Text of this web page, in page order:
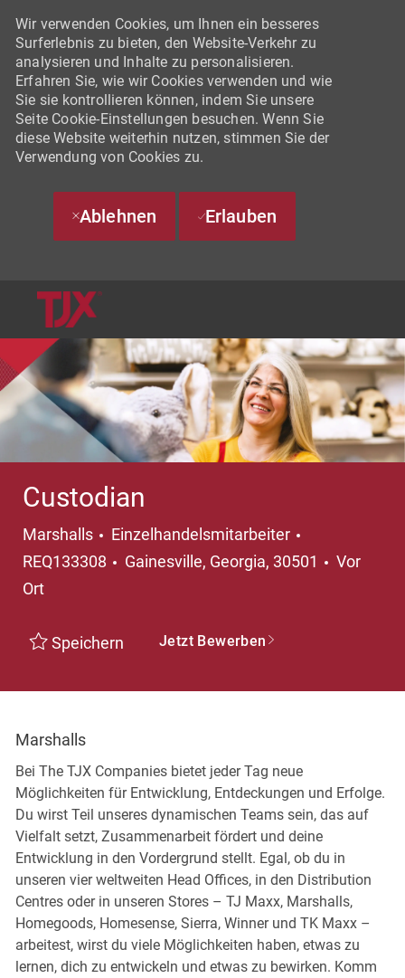
Wir verwenden Cookies, um Ihnen ein besseres
Surferlebnis zu bieten, den Website-Verkehr zu
analysieren und Inhalte zu personalisieren.
Erfahren Sie, wie wir Cookies verwenden und wie
Sie sie kontrollieren können, indem Sie unsere
Seite Cookie-Einstellungen besuchen. Wenn Sie
diese Website weiterhin nutzen, stimmen Sie der
Verwendung von Cookies zu.
Ablehnen Erlauben
Custodian
Marshalls Kategorie
Einzelhandelsmitarbeiter
REQ133308
Ort
Gainesville, Georgia, 30501
Vor
Ort
Speichern Jetzt Bewerben
Marshalls
Bei The TJX Companies bietet jeder Tag neue
Möglichkeiten für Entwicklung, Entdeckungen und Erfolge.
Du wirst Teil unseres dynamischen Teams sein, das auf
Vielfalt setzt, Zusammenarbeit fördert und deine
Entwicklung in den Vordergrund stellt. Egal, ob du in
unseren vier weltweiten Head Offices, in den Distribution
Centres oder in unseren Stores – TJ Maxx, Marshalls,
Homegoods, Homesense, Sierra, Winner und TK Maxx –
arbeitest, wirst du viele Möglichkeiten haben, etwas zu
lernen, dich zu entwickeln und etwas zu bewirken. Komm